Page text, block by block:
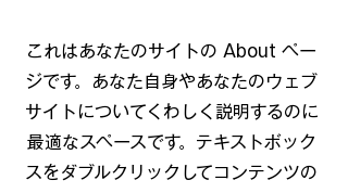
これはあなたのサイトの About ペー
ジです。あなた自身やあなたのウェブ
サイトについてくわしく説明するのに
最適なスペースです。テキストボック
スをダブルクリックしてコンテンツの